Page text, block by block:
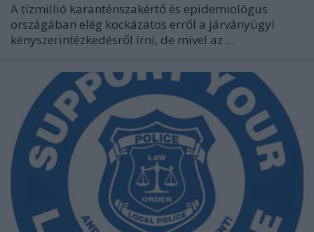
A tízmillió karanténszakértő és epidemiológus
országában elég kockázatos erről a járványügyi
kényszerintézkedésről írni, de mivel az ...